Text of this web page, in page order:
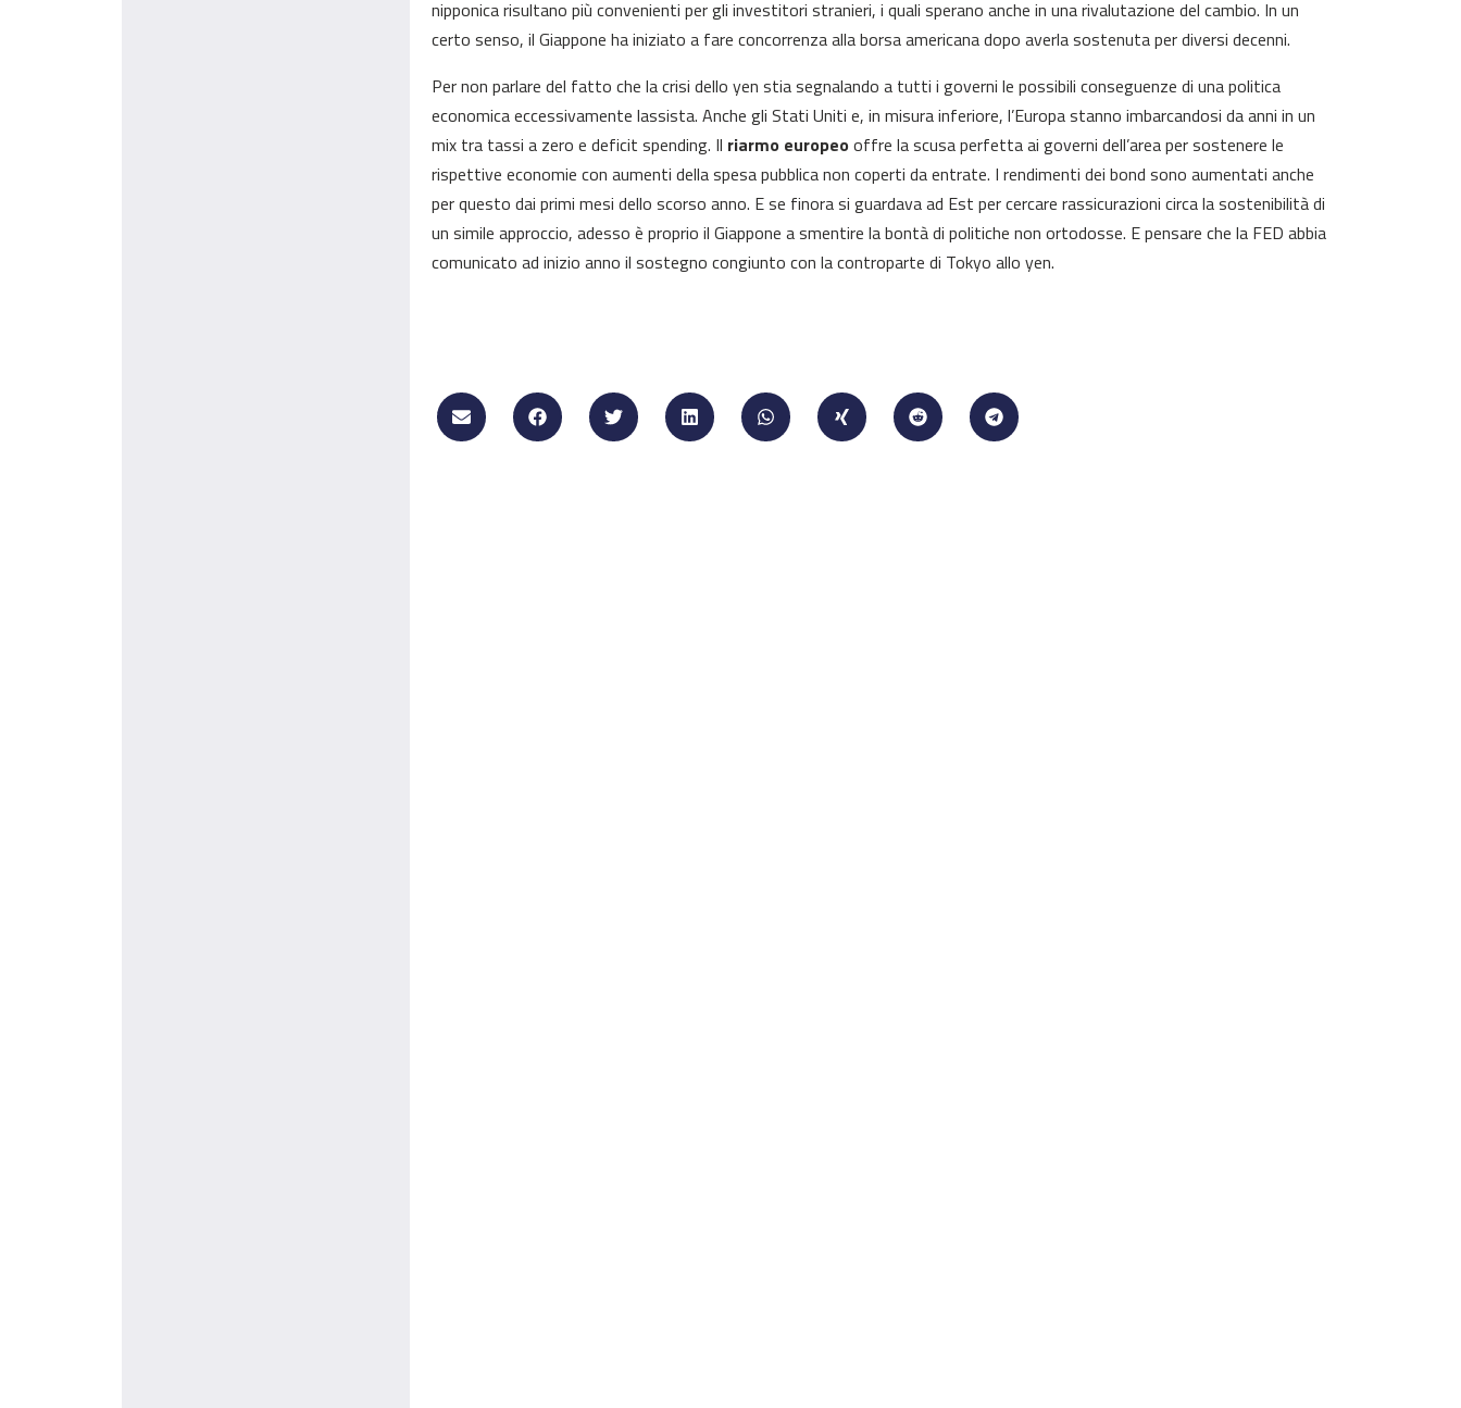
nipponica risultano più convenienti per gli investitori stranieri, i quali sperano anche in una rivalutazione del cambio. In un
certo senso, il Giappone ha iniziato a fare concorrenza alla borsa americana dopo averla sostenuta per diversi decenni.
Per non parlare del fatto che la crisi dello yen stia segnalando a tutti i governi le possibili conseguenze di una politica
economica eccessivamente lassista. Anche gli Stati Uniti e, in misura inferiore, l’Europa stanno imbarcandosi da anni in un
mix tra tassi a zero e deficit spending. Il riarmo europeooffre la scusa perfetta ai governi dell’area per sostenere le
rispettive economie con aumenti della spesa pubblica non coperti da entrate. I rendimenti dei bond sono aumentati anche
per questo dai primi mesi dello scorso anno. E se finora si guardava ad Est per cercare rassicurazioni circa la sostenibilità di
un simile approccio, adesso è proprio il Giappone a smentire la bontà di politiche non ortodosse. E pensare che la FED abbia
comunicato ad inizio anno il sostegno congiunto con la controparte di Tokyo allo yen.